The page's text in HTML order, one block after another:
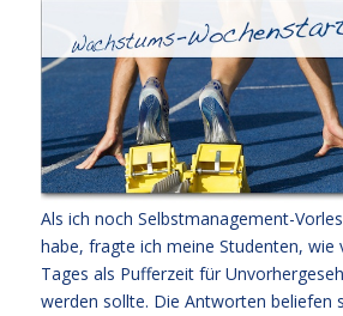
Als ich noch Selbstmanagement-
habe, fragte ich meine Studenten, wie
Tages als Pufferzeit für
werden sollte. Die Antworten beliefen